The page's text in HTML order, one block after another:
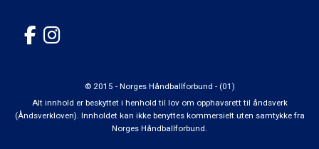
© 2015 - Norges Håndballforbund - (01)
Alt innhold er beskyttet i henhold til lov om opphavsrett til åndsverk
(Åndsverkloven). Innholdet kan ikke benyttes kommersielt uten samtykke fra
Norges Håndballforbund.